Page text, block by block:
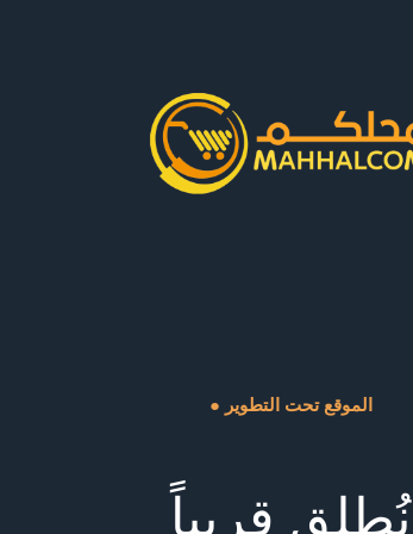
● الموقع تحت التطوير
نُطلق قريباً